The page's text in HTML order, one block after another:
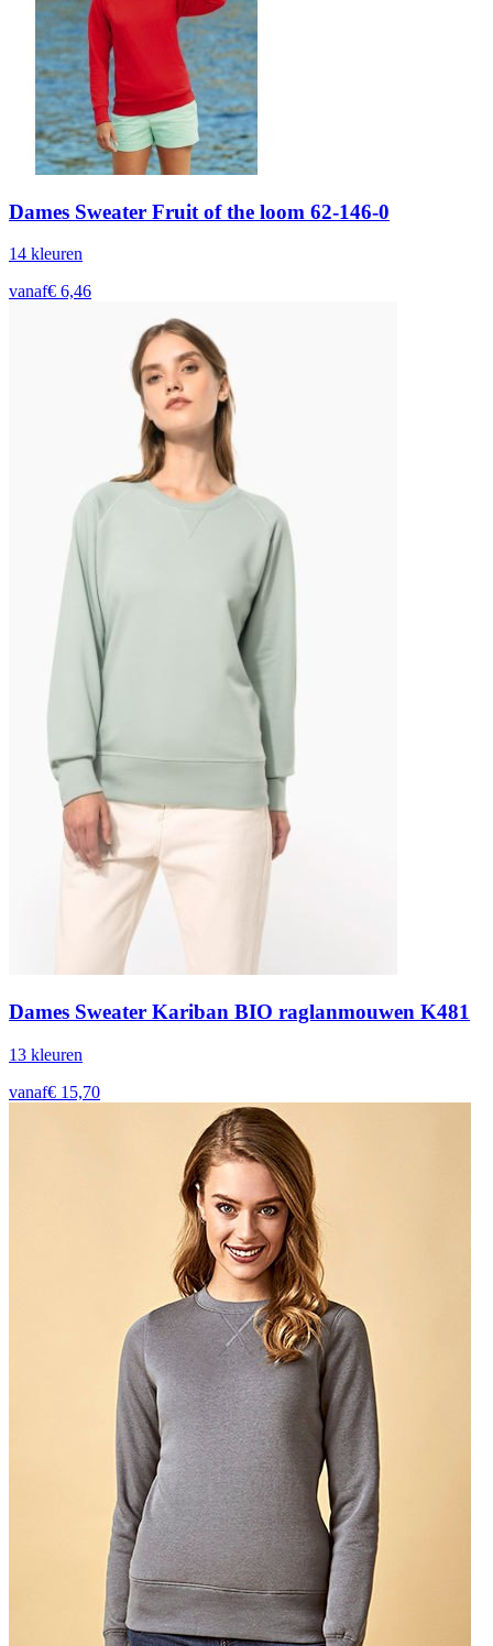
Dames Sweater Fruit of the loom 62-146-0
14 kleuren
vanaf€ 6,46
Dames Sweater Kariban BIO raglanmouwen K481
13 kleuren
vanaf€ 15,70